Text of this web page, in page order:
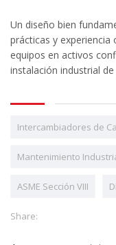
Un diseño bien
prácticas y
equipos en activos
instalación industrial
Intercambiadores de
Mantenimiento
ASME Sección VIII
Share: